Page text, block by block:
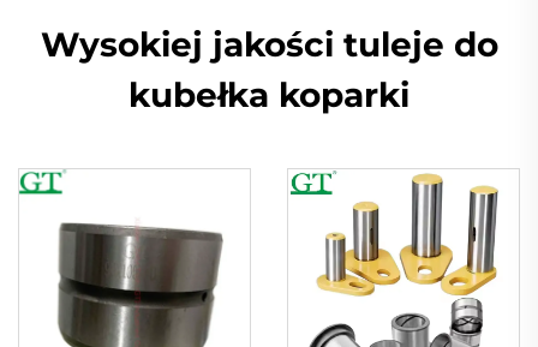
Wysokiej jakości tuleje do
kubełka koparki